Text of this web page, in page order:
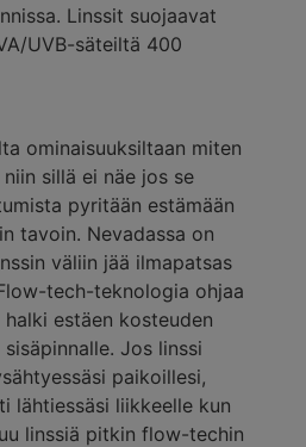
Linssit suojaavat
UVB-säteiltä 400
ominaisuuksiltaan miten
sillä ei näe jos se
pyritään estämään
tavoin. Nevadassa on
väliin jää ilmapatsas
tech-teknologia ohjaa
estäen kosteuden
Jos linssi
paikoillesi,
lähtiessäsi liikkeelle kun
linssiä pitkin flow-techin